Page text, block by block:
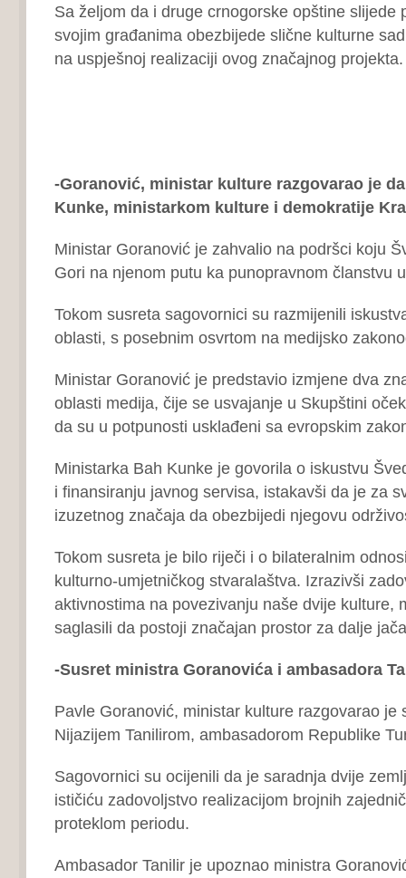
Sa željom da i druge crnogorske opštine slijede
svojim građanima obezbijede slične kulturne
na uspješnoj realizaciji ovog značajnog projekta.
-Goranović, ministar kulture razgovarao je
Kunke, ministarkom kulture i demokratije
Ministar Goranović je zahvalio na podršci koju
Gori na njenom putu ka punopravnom članstvu
Tokom susreta sagovornici su razmijenili
oblasti, s posebnim osvrtom na medijsko
Ministar Goranović je predstavio izmjene dva
oblasti medija, čije se usvajanje u Skupštini
da su u potpunosti usklađeni sa evropskim
Ministarka Bah Kunke je govorila o iskustvu
i finansiranju javnog servisa, istakavši da je za
izuzetnog značaja da obezbijedi njegovu
Tokom susreta je bilo riječi i o bilateralnim
kulturno-umjetničkog stvaralaštva. Izrazivši
aktivnostima na povezivanju naše dvije kulture,
saglasili da postoji značajan prostor za dalje
-Susret ministra Goranovića i ambasadora
Pavle Goranović, ministar kulture razgovarao je
Nijazijem Tanilirom, ambasadorom Republike
Sagovornici su ocijenili da je saradnja dvije
ističiću zadovoljstvo realizacijom brojnih
proteklom periodu.
Ambasador Tanilir je upoznao ministra